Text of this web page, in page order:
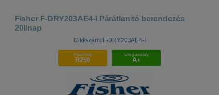
Fisher F-DRY203AE4-I Párátlanító berendezés
20l/nap
Cikkszám: F-DRY203AE4-I
Hűtőközeg
R290
Energiaosztály
A+